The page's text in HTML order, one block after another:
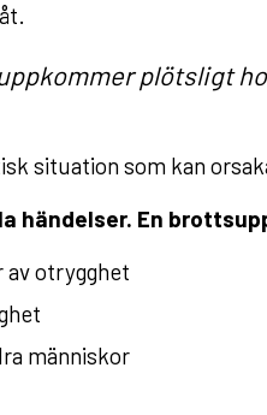
plötsligt
situation som kan
händelser. En
av otrygghet
människor